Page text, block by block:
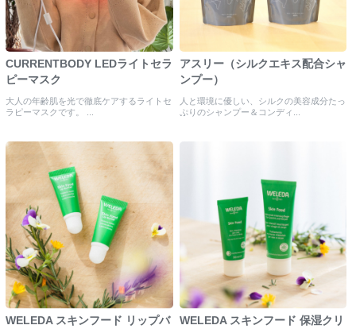
CURRENTBODY LEDライトセラ
ピーマスク
大人の年齢肌を光で徹底ケアするライトセ
ラピーマスクです。 ...
アスリー（シルクエキス配合シャ
ンプー）
人と環境に優しい、シルクの美容成分たっ
ぷりのシャンプー＆コンディ...
WELEDA スキンフード リップバ
WELEDA スキンフード 保湿クリ